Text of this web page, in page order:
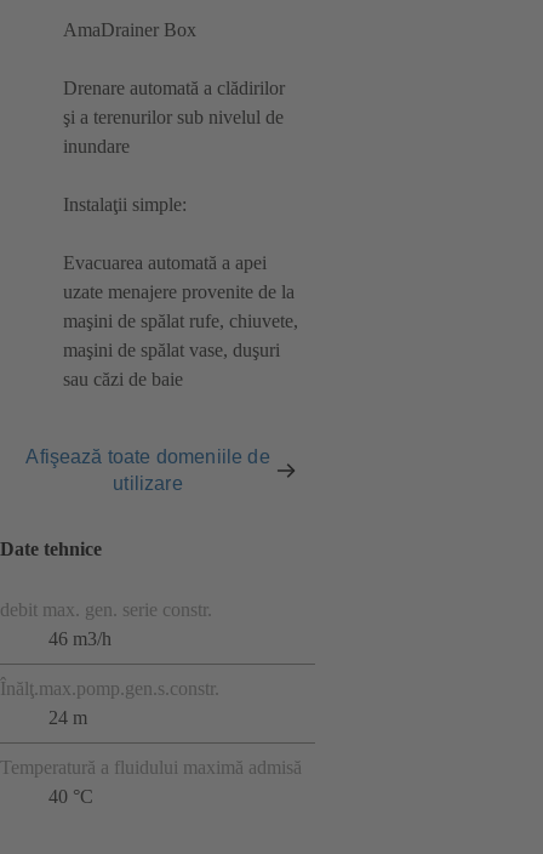
AmaDrainer Box
Drenare automată a clădirilor
şi a terenurilor sub nivelul de
inundare
Instalaţii simple:
Evacuarea automată a apei
uzate menajere provenite de la
maşini de spălat rufe, chiuvete,
maşini de spălat vase, duşuri
sau căzi de baie
Afişează toate domeniile de
utilizare
Date tehnice
debit max. gen. serie constr.
46 m3/h
Înălţ.max.pomp.gen.s.constr.
24 m
Temperatură a fluidului maximă admisă
40 °C